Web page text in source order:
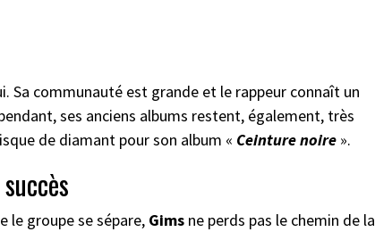
Sa communauté est grande et le rappeur connaît un
ses anciens albums restent, également, très
de diamant pour son album « Ceinturenoire ».
le groupe se sépare, Gims ne perds pas le chemin de la